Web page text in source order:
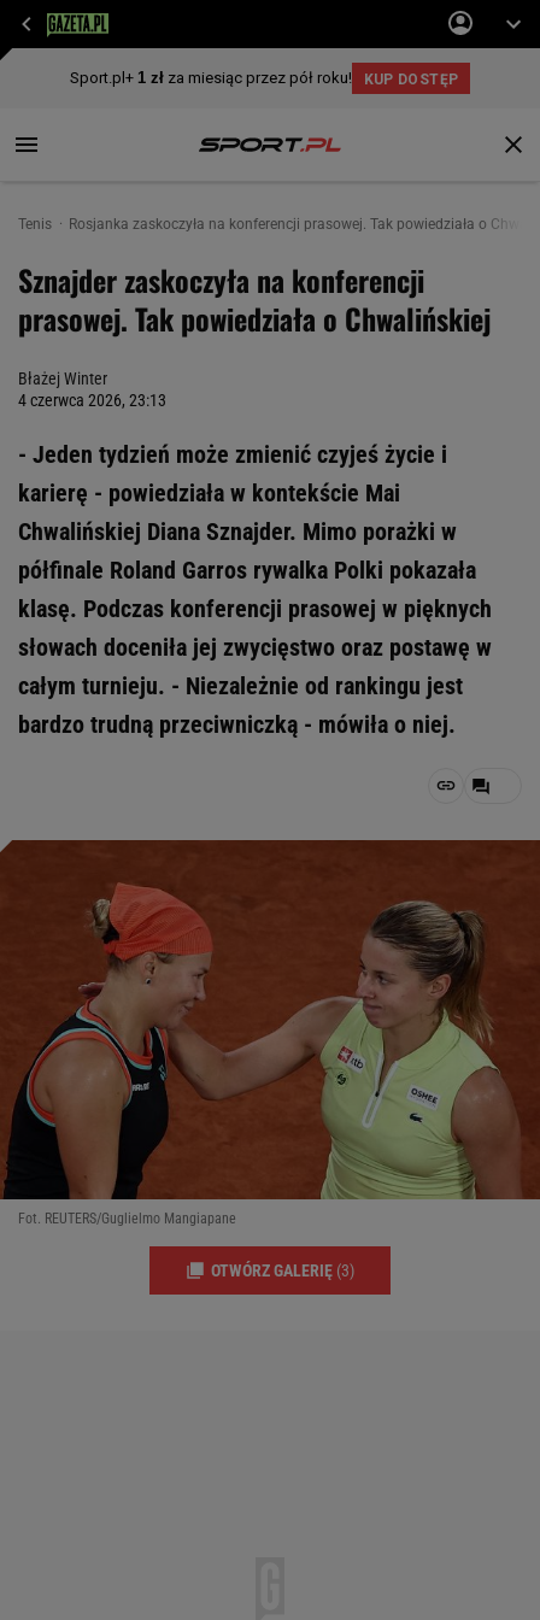
Tenis Rosjanka zaskoczyła na konferencji prasowej. Tak powiedziała o
Sznajder zaskoczyła na konferencji
prasowej. Tak powiedziała o Chwalińskiej
Błażej Winter
4 czerwca 2026, 23:13
- Jeden tydzień może zmienić czyjeś życie i
karierę - powiedziała w kontekście Mai
Chwalińskiej Diana Sznajder. Mimo porażki w
półfinale Roland Garros rywalka Polki pokazała
klasę. Podczas konferencji prasowej w pięknych
słowach doceniła jej zwycięstwo oraz postawę w
całym turnieju. - Niezależnie od rankingu jest
bardzo trudną przeciwniczką - mówiła o niej.
Fot. REUTERS/Guglielmo Mangiapane
OTWÓRZ GALERIĘ (3)